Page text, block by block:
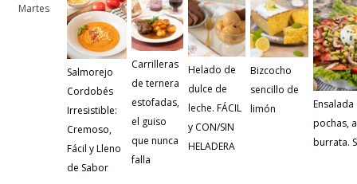
Martes
Salmorejo
Cordobés
Irresistible:
Cremoso,
Fácil y Lleno
de Sabor
Carrilleras
de ternera
estofadas,
el guiso
que nunca
falla
Helado de
dulce de
leche. FÁCIL
y CON/SIN
HELADERA
Bizcocho
sencillo de
limón
Ensalada
pochas,
burrata.